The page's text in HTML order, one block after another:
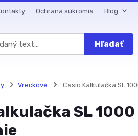
Ochrana súkromia Blog
Hľadať
Vreckové Casio Kalkulačka SL
SL